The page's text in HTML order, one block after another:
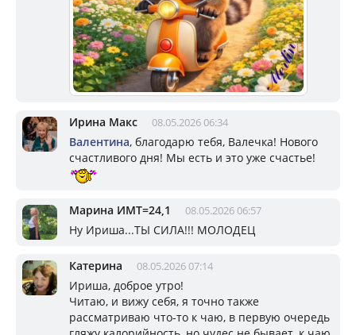
Ирина Макс 08.05.2026 06:34
Валентина, благодарю тебя, Валечка! Нового
счастливого дня! Мы есть и это уже счастье!
Марина ИМТ=24,1 08.05.2026 06:57
Ну Ириша...ТЫ СИЛА!!! МОЛОДЕЦ
Катерина 08.05.2026 07:14
Ириша, доброе утро!
Читаю, и вижу себя, я точно также
рассматриваю что-то к чаю, в первую очередь